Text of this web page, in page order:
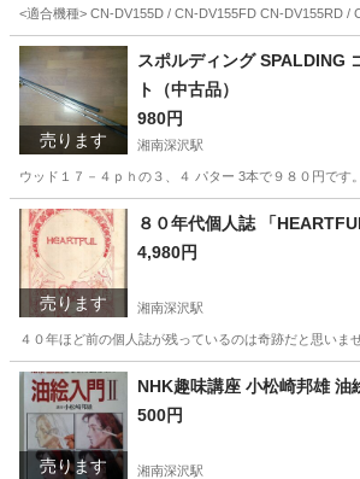
<適合機種> CN-DV155D / CN-DV155FD CN-DV155RD
神奈川 鎌倉市 カーナビ、テレビ
売ります
スポルディング SPALDING
ト（中古品）
980円
湘南深沢駅
ウッド１７－４ｐｈの３、４ パター 3本で９８０円です。
神奈川 鎌倉市 湘南深沢駅 ゴルフ ス
売ります
８０年代個人誌 「
4,980円
湘南深沢駅
４０年ほど前の個人誌が残っているのは奇跡だと思い
神奈川 鎌倉市 湘南深沢駅 マンガ、コミッ
80年代
売ります
NHK趣味講座 小松崎邦雄 油
500円
湘南深沢駅